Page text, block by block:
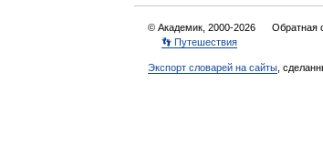
© Академик, 2000-2026 Обратная
👣 Путешествия
Экспорт словарей на сайты ,